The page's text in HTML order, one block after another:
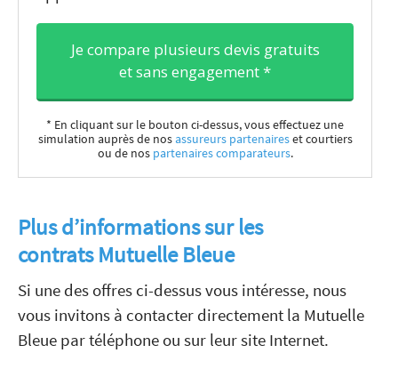
Je compare plusieurs devis gratuits
et sans engagement *
* En cliquant sur le bouton ci-dessus, vous effectuez une
simulation auprès de nosassureurs partenaireset courtiers
ou de nos partenaires comparateurs.
Plus d’informations sur les
contrats Mutuelle Bleue
Si une des offres ci-dessus vous intéresse, nous
vous invitons à contacter directement la Mutuelle
Bleue par téléphone ou sur leur site Internet.